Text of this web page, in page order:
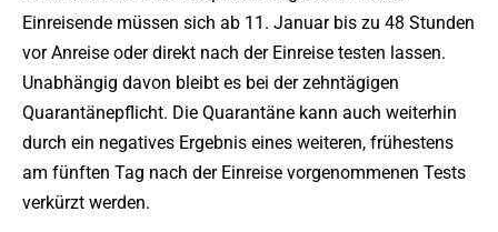
Einreisende müssen sich ab 11. Januar bis zu 48 Stunden
vor Anreise oder direkt nach der Einreise testen lassen.
Unabhängig davon bleibt es bei der zehntägigen
Quarantänepflicht. Die Quarantäne kann auch weiterhin
durch ein negatives Ergebnis eines weiteren, frühestens
am fünften Tag nach der Einreise vorgenommenen Tests
verkürzt werden.